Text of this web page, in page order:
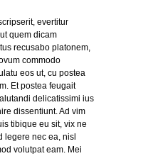
evertitur
quem dicam
recusabo platonem,
commodo
eos ut, cu postea
Et postea feugait
delicatissimi ius
dissentiunt. Ad vim
tibique eu sit, vix ne
legere nec ea, nisl
volutpat eam. Mei